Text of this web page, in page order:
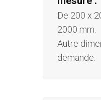
De 200 x
2000 mm.
Autre
demande.